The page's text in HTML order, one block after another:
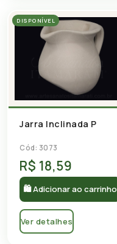
DISPONÍVEL
Jarra Inclinada P
Cód: 3073
R$ 18,59
🛍 Adicionar ao carrinho
Ver detalhes